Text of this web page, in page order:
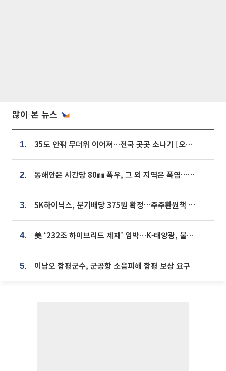
많이 본 뉴스
1. 35도 안팎 무더위 이어져…전국 곳곳 소나기 [오늘 날씨]
2. 동해안은 시간당 80㎜ 폭우, 그 외 지역은 폭염…‘극과 극 날씨’
3. SK하이닉스, 분기배당 375원 확정…주주환원책 9월로 앞당겨 발표
4. 美 ‘232조 하이브리드 제재’ 임박…K-태양광, 불확실성 털고 날개 다나
5. 이남오 함평군수, 군공항 소음피해 함평 보상 요구